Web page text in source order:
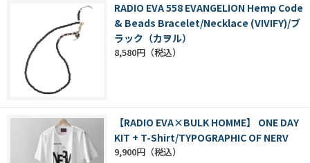
RADIO EVA 558 EVANGELION Hemp Code
& Beads Bracelet/Necklace (VIVIFY)/ブ
ラック（カヲル）
8,580円
【RADIO EVA×BULK HOMME】 ONE DAY
KIT + T-Shirt/TYPOGRAPHIC OF NERV
9,900円